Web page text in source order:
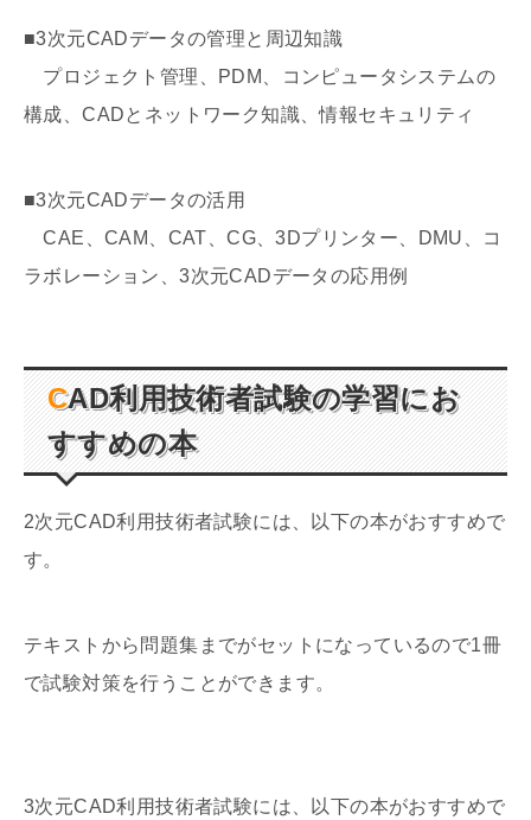
■3次元CADデータの管理と周辺知識
プロジェクト管理、PDM、コンピュータシステムの
構成、CADとネットワーク知識、情報セキュリティ
■3次元CADデータの活用
CAE、CAM、CAT、CG、3Dプリンター、DMU、コ
ラボレーション、3次元CADデータの応用例
CAD利用技術者試験の学習にお
すすめの本
2次元CAD利用技術者試験には、以下の本がおすすめで
す。
テキストから問題集までがセットになっているので1冊
で試験対策を行うことができます。
3次元CAD利用技術者試験には、以下の本がおすすめで